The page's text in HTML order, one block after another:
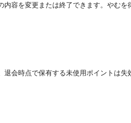
容を変更または終了できます。やむ
会時点で保有する未使用ポイントは失